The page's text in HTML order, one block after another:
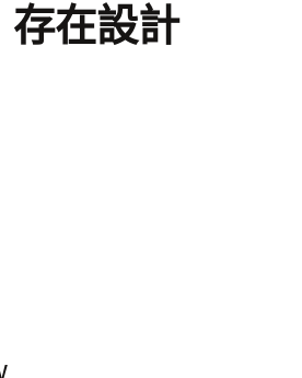
存在設計